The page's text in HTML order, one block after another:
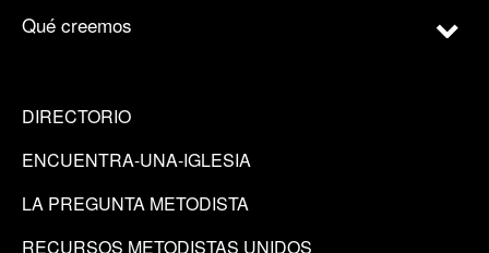
Qué creemos
DIRECTORIO
ENCUENTRA-UNA-IGLESIA
LA PREGUNTA METODISTA
RECURSOS METODISTAS UNIDOS